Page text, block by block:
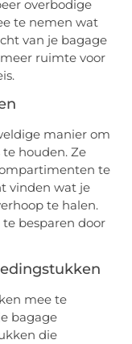
overbodige
te nemen wat
van je bagage
ruimte voor
manier om
houden. Ze
te
vinden wat je
te halen.
besparen door
mee te
bagage
die